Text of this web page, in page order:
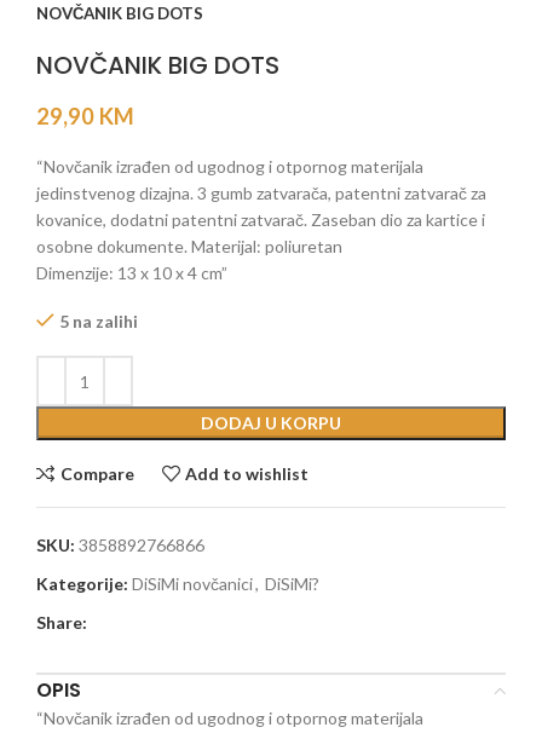
NOVČANIK BIG DOTS
NOVČANIK BIG DOTS
29,90 KM
“Novčanik izrađen od ugodnog i otpornog materijala
jedinstvenog dizajna. 3 gumb zatvarača, patentni zatvarač za
kovanice, dodatni patentni zatvarač. Zaseban dio za kartice i
osobne dokumente. Materijal: poliuretan
Dimenzije: 13 x 10 x 4 cm”
5 na zalihi
DODAJ U KORPU
Compare Add to wishlist
SKU: 3858892766866
Kategorije: DiSiMi novčanici, DiSiMi?
Share:
OPIS
“Novčanik izrađen od ugodnog i otpornog materijala